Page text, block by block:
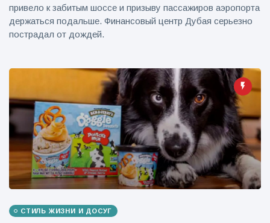
привело к забитым шоссе и призыву пассажиров аэропорта
держаться подальше. Финансовый центр Дубая серьезно
пострадал от дождей.
СТИЛЬ ЖИЗНИ И ДОСУГ